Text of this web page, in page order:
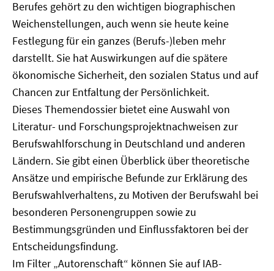
Berufes gehört zu den wichtigen biographischen
Weichenstellungen, auch wenn sie heute keine
Festlegung für ein ganzes (Berufs-)leben mehr
darstellt. Sie hat Auswirkungen auf die spätere
ökonomische Sicherheit, den sozialen Status und auf
Chancen zur Entfaltung der Persönlichkeit.
Dieses Themendossier bietet eine Auswahl von
Literatur- und Forschungsprojektnachweisen zur
Berufswahlforschung in Deutschland und anderen
Ländern. Sie gibt einen Überblick über theoretische
Ansätze und empirische Befunde zur Erklärung des
Berufswahlverhaltens, zu Motiven der Berufswahl bei
besonderen Personengruppen sowie zu
Bestimmungsgründen und Einflussfaktoren bei der
Entscheidungsfindung.
Im Filter „Autorenschaft“ können Sie auf IAB-